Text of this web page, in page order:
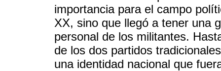
importancia para el campo
XX, sino que llegó a tener una
personal de los militantes.
de los dos partidos
una identidad nacional que